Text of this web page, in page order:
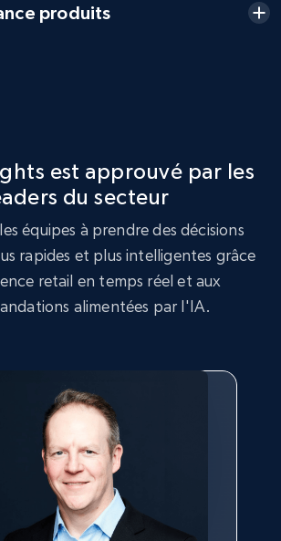
359+ Commencer
id, Title, Product description,
- collects products from
produits
est approuvé par les
du secteur
équipes à prendre des décisions
rapides et plus intelligentes grâce
retail en temps réel et aux
alimentées par l'IA.